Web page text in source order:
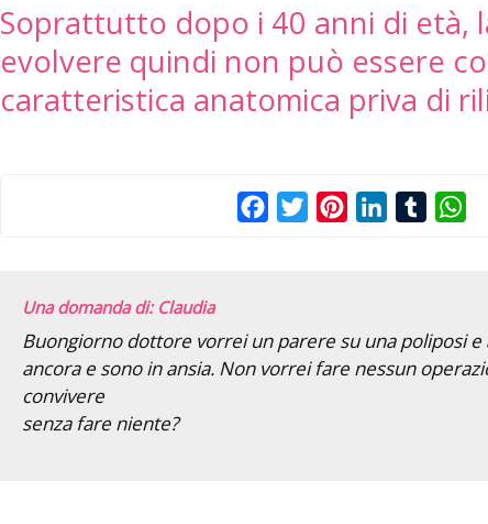
Soprattutto dopo i 40 anni di età,
evolvere quindi non può essere
caratteristica anatomica priva di
FacebookTwitterPinterestLinkedInTumblr
Una domanda di: Claudia
Buongiorno dottore vorrei un parere su una poliposi
ancora e sono in ansia. Non vorrei fare nessun
convivere
senza fare niente?